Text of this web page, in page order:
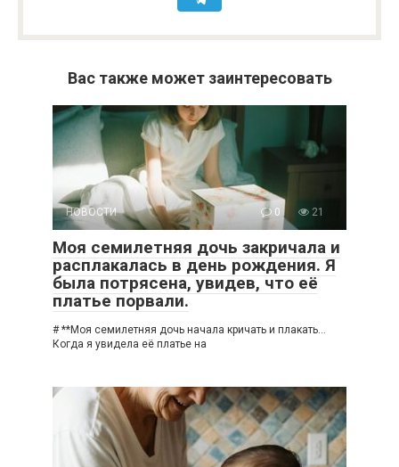
Вас также может заинтересовать
НОВОСТИ 0 21
Моя семилетняя дочь закричала и
расплакалась в день рождения. Я
была потрясена, увидев, что её
платье порвали.
# **Моя семилетняя дочь начала кричать и плакать…
Когда я увидела её платье на